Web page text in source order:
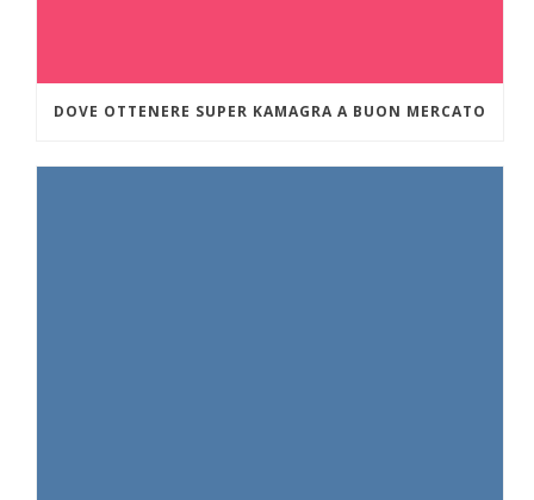
DOVE OTTENERE SUPER KAMAGRA A BUON MERCATO